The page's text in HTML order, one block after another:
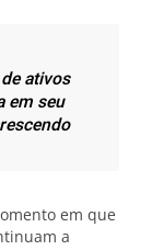
ativos
em seu
em que
a